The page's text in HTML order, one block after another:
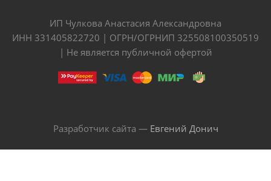
ИП Чулкова Анастасия Александровна
ИНН 331405822720 | ОГРН/ОГРНИП 325508100350519
| Не является публичной офертой
Разработчик сайта — Евгений Донич